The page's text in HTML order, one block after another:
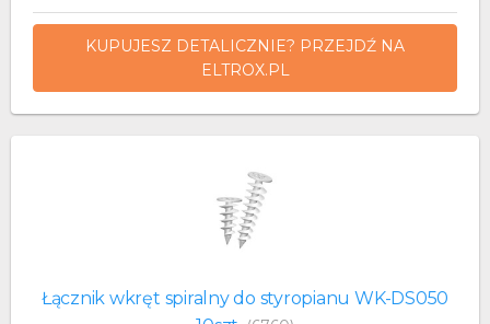
KUPUJESZ DETALICZNIE? PRZEJDŹ NA
ELTROX.PL
Łącznik wkręt spiralny do styropianu WK-DS050